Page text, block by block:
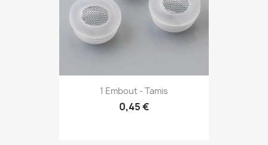
1 Embout - Tamis
0,45 €